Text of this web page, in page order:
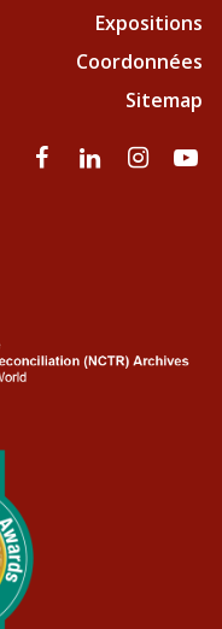
Expositions
Coordonnées
Sitemap